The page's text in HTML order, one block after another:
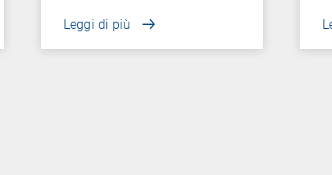
Leggi di più